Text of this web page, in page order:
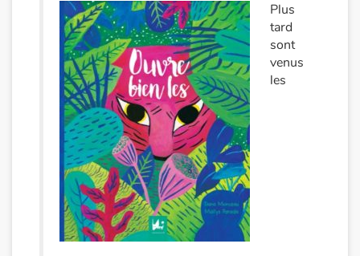
Catalogue anglais
Contraste +
Plus
tard
sont
venus
les